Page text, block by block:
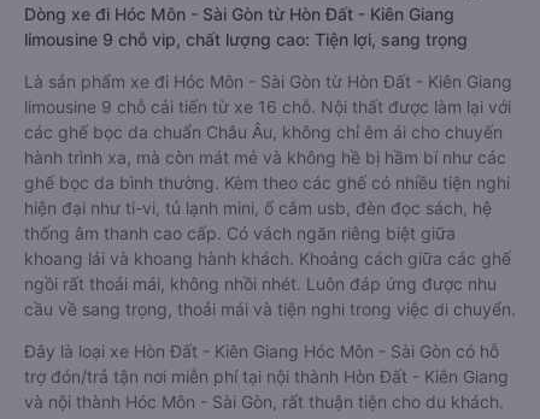
Dòng xe đi Hóc Môn - Sài Gòn từ Hòn Đất - Kiên Giang
limousine 9 chỗ vip, chất lượng cao: Tiện lợi, sang trọng
Là sản phẩm xe đi Hóc Môn - Sài Gòn từ Hòn Đất - Kiên Giang
limousine 9 chỗ cải tiến từ xe 16 chỗ. Nội thất được làm lại với
các ghế bọc da chuẩn Châu Âu, không chỉ êm ái cho chuyến
hành trình xa, mà còn mát mẻ và không hề bị hầm bí như các
ghế bọc da bình thường. Kèm theo các ghế có nhiều tiện nghi
hiện đại như ti-vi, tủ lạnh mini, ổ cắm usb, đèn đọc sách, hệ
thống âm thanh cao cấp. Có vách ngăn riêng biệt giữa
khoang lái và khoang hành khách. Khoảng cách giữa các ghế
ngồi rất thoải mái, không nhồi nhét. Luôn đáp ứng được nhu
cầu về sang trọng, thoải mái và tiện nghi trong việc di chuyển.
Đây là loại xe Hòn Đất - Kiên Giang Hóc Môn - Sài Gòn có hỗ
trợ đón/trả tận nơi miễn phí tại nội thành Hòn Đất - Kiên Giang
và nội thành Hóc Môn - Sài Gòn, rất thuận tiện cho du khách.